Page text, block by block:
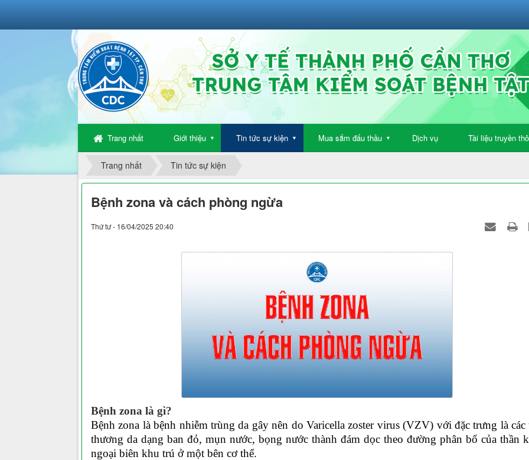
Trang nhất Giới thiệu ▼ Tin tức sự kiện ▼ Mua sắm đấu thầu ▼ Dịch vụ Tài liệu truyền
Trang nhất Tin tức sự kiện
Bệnh zona và cách phòng ngừa
Thứ tư - 16/04/2025 20:40
Bệnh zona là gì?
Bệnh zona là bệnh nhiễm trùng da gây nên do Varicella zoster virus (VZV) với đặc trưng là các
thương da dạng ban đỏ, mụn nước, bọng nước thành đám dọc theo đường phân bố của thần
ngoại biên khu trú ở một bên cơ thể.